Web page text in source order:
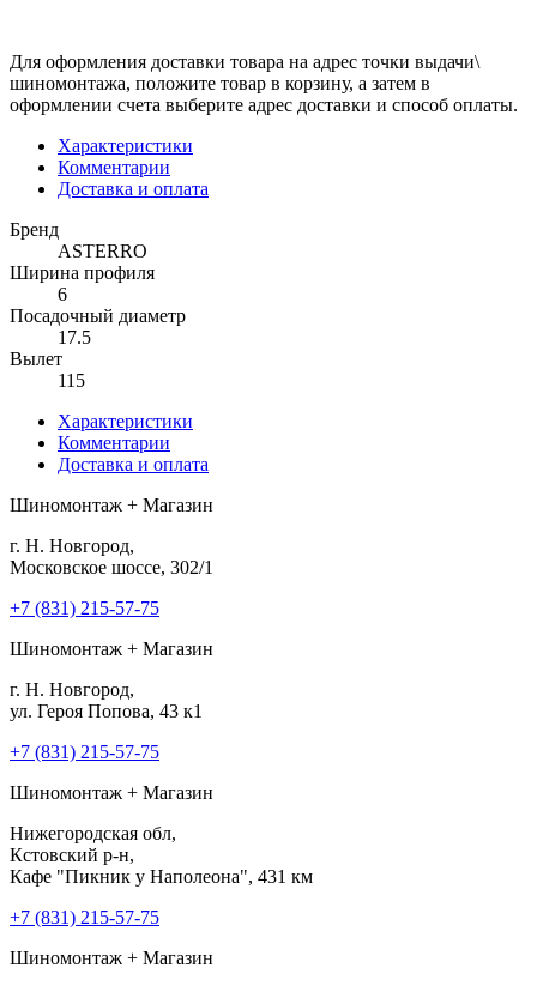
Для оформления доставки товара на адрес точки выдачи\
шиномонтажа, положите товар в корзину, а затем в
оформлении счета выберите адрес доставки и способ оплаты.
Характеристики
Комментарии
Доставка и оплата
Бренд
ASTERRO
Ширина профиля
6
Посадочный диаметр
17.5
Вылет
115
Характеристики
Комментарии
Доставка и оплата
Шиномонтаж + Магазин
г. Н. Новгород,
Московское шоссе, 302/1
+7 (831) 215-57-75
Шиномонтаж + Магазин
г. Н. Новгород,
ул. Героя Попова, 43 к1
+7 (831) 215-57-75
Шиномонтаж + Магазин
Нижегородская обл,
Кстовский р-н,
Кафе "Пикник у Наполеона", 431 км
+7 (831) 215-57-75
Шиномонтаж + Магазин